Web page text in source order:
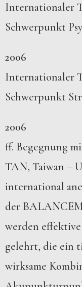
Internationaler
Schwerpunkt
2006
Internationaler
Schwerpunkt
2006
ff. Begegnung
TAN, Taiwan –
international
der
werden
gelehrt, die ein
wirksame